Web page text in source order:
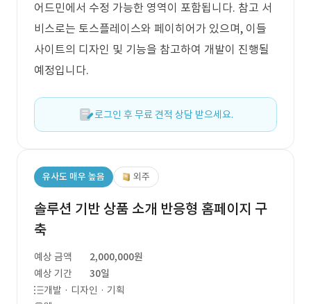
어드민에서 수정 가능한 영역이 포함됩니다. 참고 서
비스로는 토스플레이스와 페이히어가 있으며, 이들
사이트의 디자인 및 기능을 참고하여 개발이 진행될
예정입니다.
로그인 후 무료 견적 상담 받으세요.
유사도 매우 높음 외주
솔루션 기반 상품 소개 반응형 홈페이지 구
축
예상 금액
2,000,000원
예상 기간
30일
개발 · 디자인 · 기획